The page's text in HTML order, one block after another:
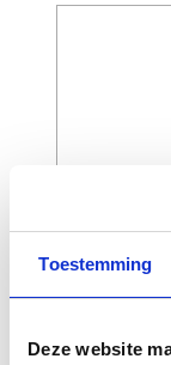
Toestemming
Deze website